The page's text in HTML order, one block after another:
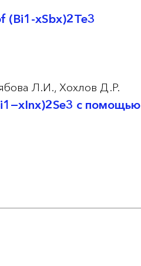
(Bi1-xSbx)2Te3
Л.И., Хохлов Д.Р.
с помощью